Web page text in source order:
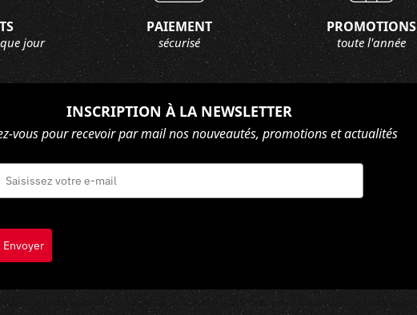
jour
PAIEMENT
sécurisé
PROMOTIONS
toute l'année
INSCRIPTION À LA NEWSLETTER
vous pour recevoir par mail nos nouveautés, promotions et actualités
Envoyer